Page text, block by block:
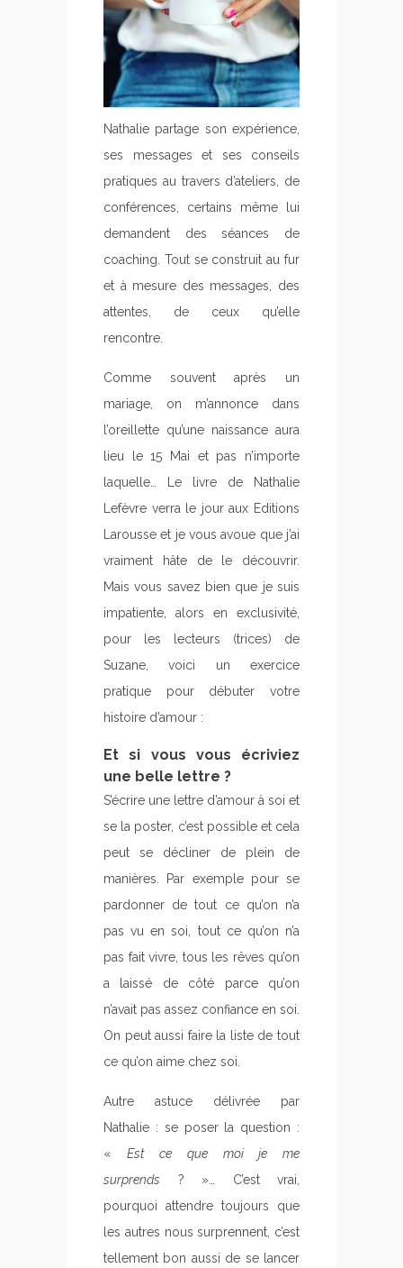
Nathalie partage son expérience,
ses messages et ses conseils
pratiques au travers d’ateliers, de
conférences, certains même lui
demandent des séances de
coaching. Tout se construit au fur
et à mesure des messages, des
attentes, de ceux qu’elle
rencontre.
Comme souvent après un
mariage, on m’annonce dans
l’oreillette qu’une naissance aura
lieu le 15 Mai et pas n’importe
laquelle… Le livre de Nathalie
Lefèvre verra le jour aux Editions
Larousse et je vous avoue que j’ai
vraiment hâte de le découvrir.
Mais vous savez bien que je suis
impatiente, alors en exclusivité,
pour les lecteurs (trices) de
Suzane, voici un exercice
pratique pour débuter votre
histoire d’amour :
Et si vous vous écriviez
une belle lettre ?
S’écrire une lettre d’amour à soi et
se la poster, c’est possible et cela
peut se décliner de plein de
manières. Par exemple pour se
pardonner de tout ce qu’on n’a
pas vu en soi, tout ce qu’on n’a
pas fait vivre, tous les rêves qu’on
a laissé de côté parce qu’on
n’avait pas assez confiance en soi.
On peut aussi faire la liste de tout
ce qu’on aime chez soi.
Autre astuce délivrée par
Nathalie : se poser la question :
« Est ce que moi je me
surprends ? »… C’est vrai,
pourquoi attendre toujours que
les autres nous surprennent, c’est
tellement bon aussi de se lancer